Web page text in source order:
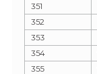
351
352
353
354
355